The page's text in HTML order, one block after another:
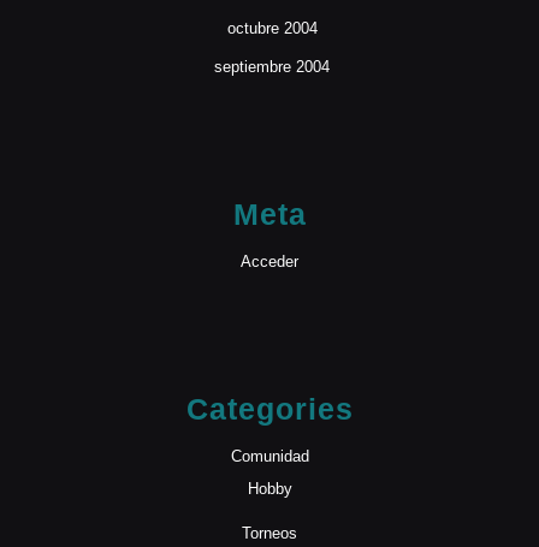
octubre 2004
septiembre 2004
Meta
Acceder
Categories
Comunidad
Hobby
Torneos